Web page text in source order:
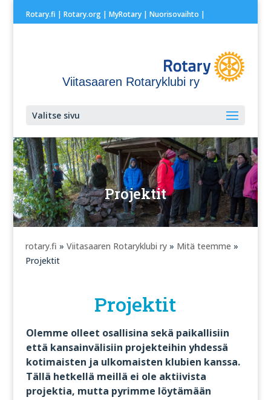
Rotary.fi | Rotary.org| MyRotary | Nuorisovaihto |
Viitasaaren Rotaryklubi ry
Valitse sivu
Projektit
rotary.fi »Viitasaaren Rotaryklubi ry » Mitä teemme »
Projektit
Projektit
Olemme olleet osallisina sekä paikallisiin
että kansainvälisiin projekteihin yhdessä
kotimaisten ja ulkomaisten klubien kanssa.
Tällä hetkellä meillä ei ole aktiivista
projektia, mutta pyrimme löytämään